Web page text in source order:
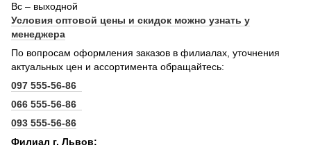
Вс – выходной
Условия оптовой цены и скидок можно узнать у
менеджера
По вопросам оформления заказов в филиалах, уточнения
актуальных цен и ассортимента обращайтесь:
097 555-56-86
066 555-56-86
093 555-56-86
Филиал г. Львов: